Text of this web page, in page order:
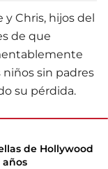
Chris, hijos del
de que
niños sin padres
su pérdida.
de Hollywood
años